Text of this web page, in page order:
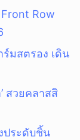
Front Row
มสตรอง เดิน
สวยคลาสสิ
ประดับชิ้น